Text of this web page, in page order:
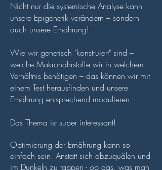
Nicht nur die systemische Analyse kann
unsere Epigenetik verändern – sondern
auch unsere Ernährung!
Wie wir genetisch "konstruiert" sind –
welche Makronährstoffe wir in welchem
Verhältnis benötigen – das können wir mit
einem Test herausfinden und unsere
Ernährung entsprechend modulieren.
Das Thema ist super interessant!
Optimierung der Ernährung kann so
einfach sein. Anstatt sich abzuquälen und
im Dunkeln zu tappen - ob das, was man